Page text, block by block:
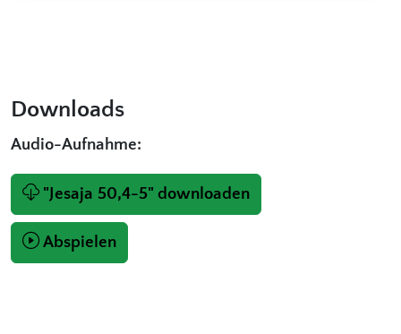
Downloads
Audio-Aufnahme:
"Jesaja 50,4-5" downloaden
Abspielen